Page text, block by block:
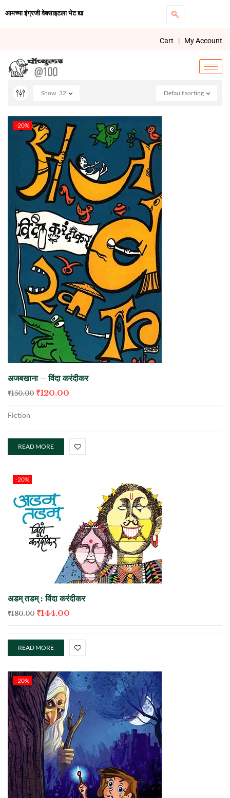
आमच्या इंग्रजी वेबसाइटला भेट द्या
Cart | My Account
Default sorting
Show 32
-20%
अजबखाना – विंदा करंदीकर
₹150.00 ₹120.00
Fiction
READ MORE
-20%
अडम्‌ तडम्‌ : विंदा करंदीकर
₹180.00 ₹144.00
READ MORE
-20%